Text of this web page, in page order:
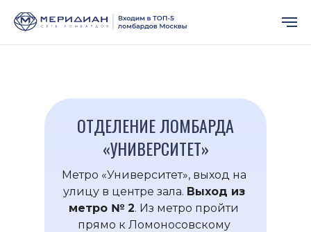
ОТДЕЛЕНИЕ ЛОМБАРДА
«УНИВЕРСИТЕТ»
Метро «Университет», выход на
улицу в центре зала. Выход из
метро № 2. Из метро пройти
прямо к Ломоносовскому